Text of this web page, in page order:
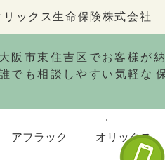
リックス生命保険株式会社
大阪市東住吉区でお客様が
でも相談しやすい気軽な
アフラック オリックス